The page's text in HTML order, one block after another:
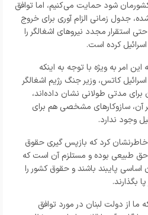
شود حمایت می‌کنیم، اما توافق
جدول زمانی الزام آوری برای خروج
استقرار مجدد نیروهای اشغالگر را
کرده است.
امر به ویژه با توجه به اینکه
کاتس، وزیر جنگ رژیم اشغالگر
برای مدتی طولانی نشان داده‌اند،
بر آن، سازوکارهای مشخصی هم برای
وجود ندارد.
خاطرنشان کرد که بازپس گیری حقوق
طبیعی بوده و مستلزم آن است که
اساسی پایبند باشند و حقوق کشور را
بگذارند.
ما از دولت لبنان در مورد توافق